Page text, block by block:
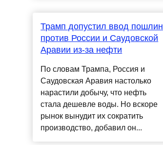
Трамп допустил ввод пошлин
против России и Саудовской
Аравии из-за нефти
По словам Трампа, Россия и
Саудовская Аравия настолько
нарастили добычу, что нефть
стала дешевле воды. Но вскоре
рынок вынудит их сократить
производство, добавил он...